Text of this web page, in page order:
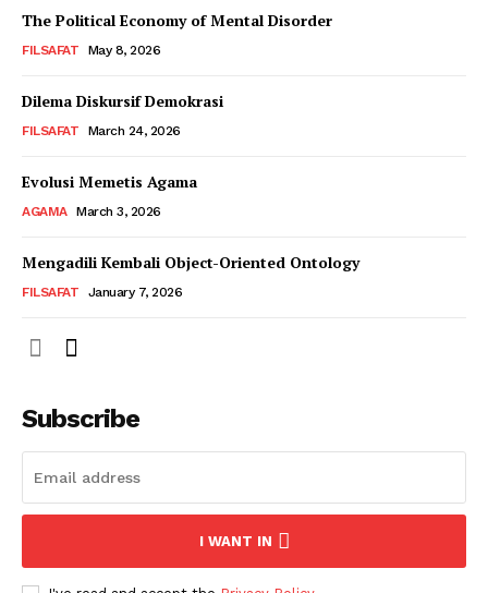
The Political Economy of Mental Disorder
FILSAFAT May 8, 2026
Dilema Diskursif Demokrasi
FILSAFAT March 24, 2026
Evolusi Memetis Agama
AGAMA March 3, 2026
Mengadili Kembali Object-Oriented Ontology
FILSAFAT January 7, 2026
Subscribe
I WANT IN